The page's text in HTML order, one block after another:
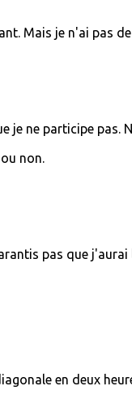
Mais je n'ai pas
je ne participe pas.
non.
pas que j'aurai
en deux